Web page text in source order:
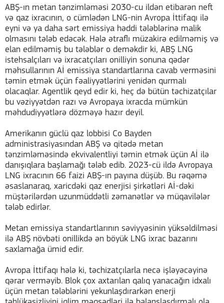
ABŞ-ın metan tənzimləməsi 2030-cu ildən etibarən neft
və qaz ixracının, o cümlədən LNG-nin Avropa İttifaqı ilə
eyni və ya daha sərt emissiya həddi tələblərinə malik
olmasını tələb edəcək. Hələ ətraflı müzakirə edilməmiş və
elan edilməmiş bu tələblər o deməkdir ki, ABŞ LNG
istehsalçıları və ixracatçıları onilliyin sonuna qədər
məhsullarının Aİ emissiya standartlarına cavab verməsini
təmin etmək üçün fəaliyyətlərini yenidən qurmalı
olacaqlar. Agentlik qeyd edir ki, heç də bütün təchizatçılar
bu vəziyyətdən razı və Avropaya ixracda mümkün
məhdudiyyətlərə dözməyə hazır deyil.
Amerikanın güclü qaz lobbisi Co Bayden
administrasiyasından ABŞ və qitədə metan
tənzimləməsində ekvivalentliyi təmin etmək üçün Aİ ilə
danışıqlara başlamağı tələb edib. 2023-cü ildə Avropaya
LNG ixracının 66 faizi ABŞ-ın payına düşüb. Bu rəqəmə
əsaslanaraq, xaricdəki qaz enerjisi şirkətləri Aİ-dəki
müştərilərdən uzunmüddətli zəmanətlər və müqavilələr
tələb edirlər.
Metan emissiya standartlarının səviyyəsinin yüksəldilməsi
ilə ABŞ növbəti onillikdə ən böyük LNG ixrac bazarını
saxlamağa ümid edir.
Avropa İttifaqı hələ ki, təchizatçılarla necə işləyəcəyinə
qərar verməyib. Blok çox axtarılan qalıq yanacağın idxalı
üçün metan tələblərini yekunlaşdırarkən enerji